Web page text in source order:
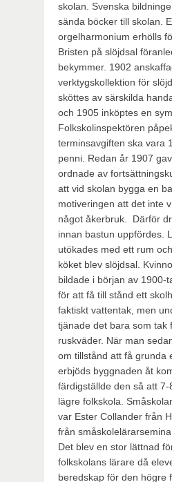
skolan. Svenska
sända böcker till skolan.
orgelharmonium erhölls
Bristen på slöjdsal
bekymmer. 1902
verktygskollektion för
sköttes av särskilda
och 1905 inköptes en
Folkskolinspektören
terminsavgiften ska vara
penni. Redan år 1907
ordnade av
att vid skolan bygga en
motiveringen att det inte
något åkerbruk. Därför
innan bastun uppfördes.
utökades med ett rum
köket blev slöjdsal.
bildade i början av 1900-
för att få till stånd ett
faktiskt vattentak, men
tjänade det bara som tak
ruskväder. När man
om tillstånd att få grunda
erbjöds byggnaden åt
färdigställde den så att
lägre folkskola.
var Ester Collander från
från
Det blev en stor lättnad
folkskolans lärare då
beredskap för den högre